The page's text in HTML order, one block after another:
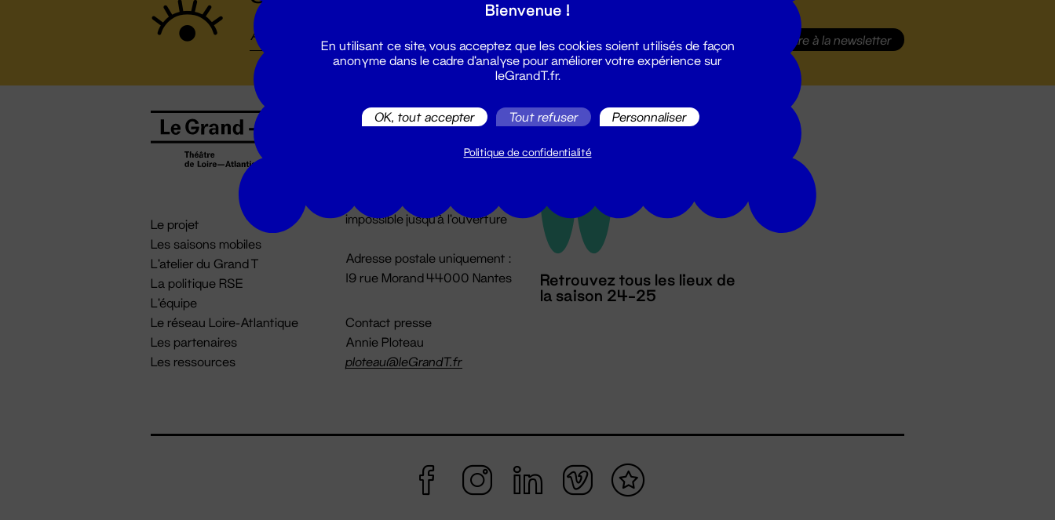
S'inscrire à la newsletter
Le projet
Les saisons mobiles
L'atelier du Grand T
La politique RSE
L'équipe
Le réseau Loire-Atlantique
Les partenaires
Les ressources
Billetterie
billetterie@leGrandT.fr
impossible jusqu'à l'ouverture
Adresse postale uniquement :
19 rue Morand 44000 Nantes
Contact presse
Annie Ploteau
ploteau@leGrandT.fr
Retrouvez tous les lieux de
la saison 24-25
Bienvenue !
En utilisant ce site, vous acceptez que les cookies soient utilisés de façon
anonyme dans le cadre d'analyse pour améliorer votre expérience sur
leGrandT.fr.
OK, tout accepter Tout refuser Personnaliser
Politique de confidentialité